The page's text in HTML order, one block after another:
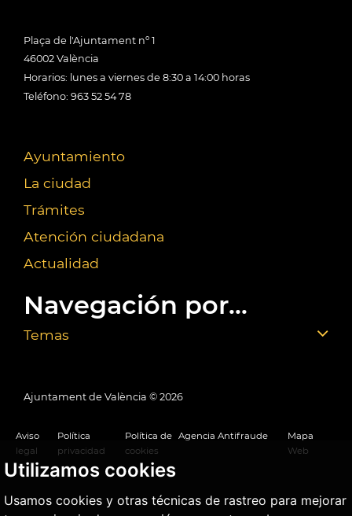
Utilizamos cookies
Usamos cookies y otras técnicas de rastreo para mejorar
Plaça de l'Ajuntament nº 1
46002 València
Horarios: lunes a viernes de 8:30 a 14:00 horas
Teléfono: 963 52 54 78
Ayuntamiento
La ciudad
Trámites
Atención ciudadana
Actualidad
Navegación por...
Temas
Ajuntament de València © 2026
Aviso
legal
Política
privacidad
Política de
cookies
Agencia Antifraude
Mapa
Web